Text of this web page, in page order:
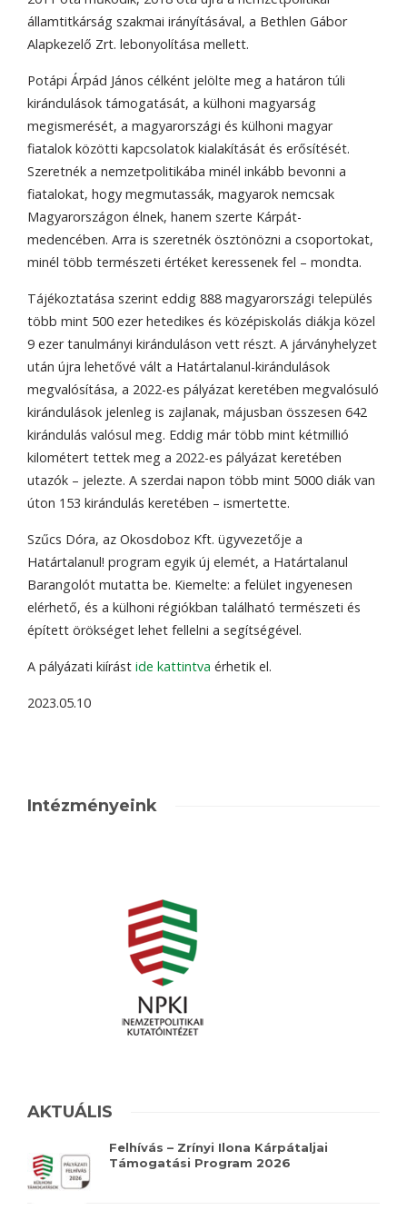
államtitkárság szakmai irányításával, a Bethlen Gábor
Alapkezelő Zrt. lebonyolítása mellett.
Potápi Árpád János célként jelölte meg a határon túli
kirándulások támogatását, a külhoni magyarság
megismerését, a magyarországi és külhoni magyar
fiatalok közötti kapcsolatok kialakítását és erősítését.
Szeretnék a nemzetpolitikába minél inkább bevonni a
fiatalokat, hogy megmutassák, magyarok nemcsak
Magyarországon élnek, hanem szerte Kárpát-
medencében. Arra is szeretnék ösztönözni a csoportokat,
minél több természeti értéket keressenek fel – mondta.
Tájékoztatása szerint eddig 888 magyarországi település
több mint 500 ezer hetedikes és középiskolás diákja közel
9 ezer tanulmányi kiránduláson vett részt. A járványhelyzet
után újra lehetővé vált a Határtalanul-kirándulások
megvalósítása, a 2022-es pályázat keretében megvalósuló
kirándulások jelenleg is zajlanak, májusban összesen 642
kirándulás valósul meg. Eddig már több mint kétmillió
kilométert tettek meg a 2022-es pályázat keretében
utazók – jelezte. A szerdai napon több mint 5000 diák van
úton 153 kirándulás keretében – ismertette.
Szűcs Dóra, az Okosdoboz Kft. ügyvezetője a
Határtalanul! program egyik új elemét, a Határtalanul
Barangolót mutatta be. Kiemelte: a felület ingyenesen
elérhető, és a külhoni régiókban található természeti és
épített örökséget lehet fellelni a segítségével.
A pályázati kiírást ide kattintva érhetik el.
2023.05.10
Intézményeink
AKTUÁLIS
Felhívás – Zrínyi Ilona Kárpátaljai
Támogatási Program 2026